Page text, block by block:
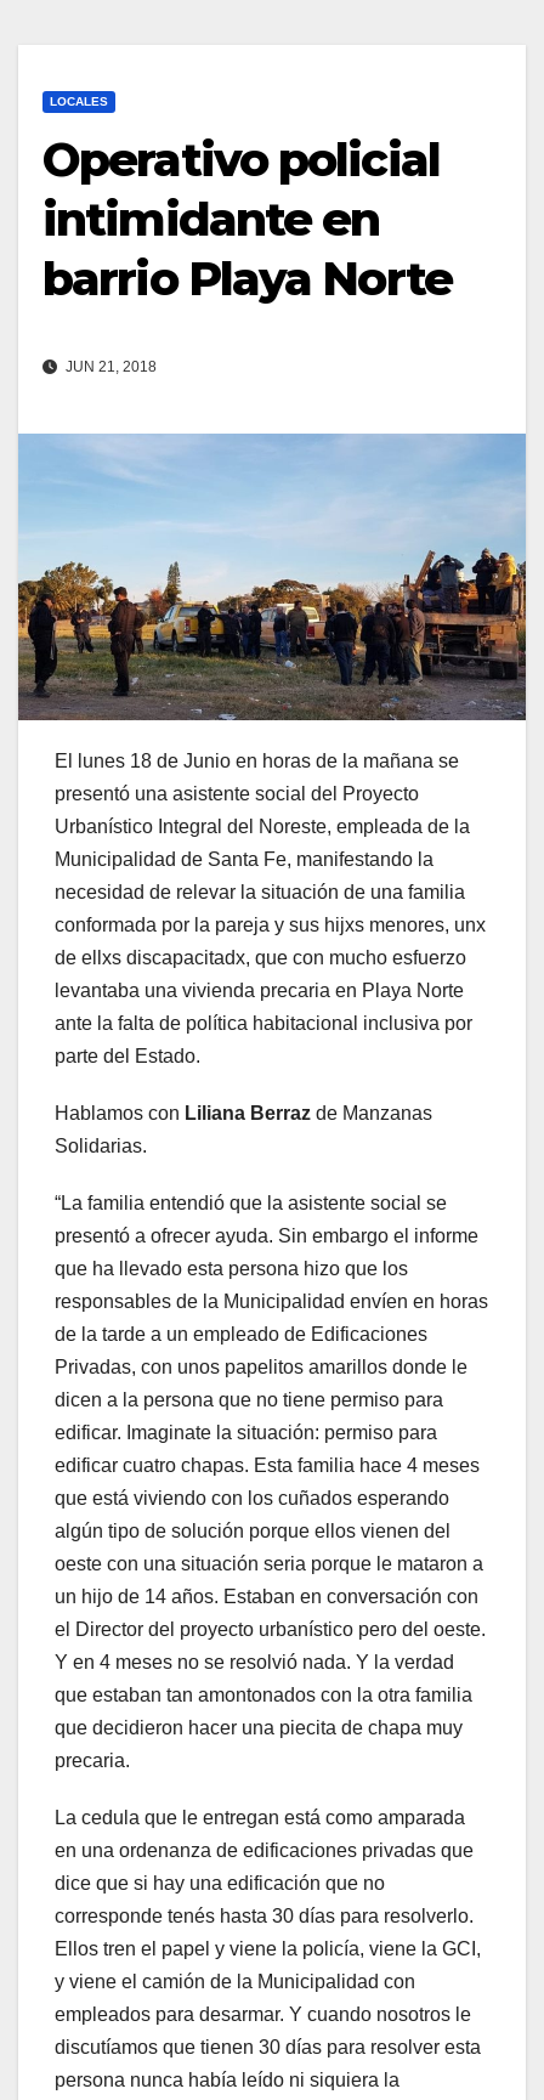
LOCALES
Operativo policial
intimidante en
barrio Playa Norte
JUN 21, 2018
El lunes 18 de Junio en horas de la mañana se
presentó una asistente social del Proyecto
Urbanístico Integral del Noreste, empleada de la
Municipalidad de Santa Fe, manifestando la
necesidad de relevar la situación de una familia
conformada por la pareja y sus hijxs menores, unx
de ellxs discapacitadx, que con mucho esfuerzo
levantaba una vivienda precaria en Playa Norte
ante la falta de política habitacional inclusiva por
parte del Estado.
Hablamos con Liliana Berraz de Manzanas
Solidarias.
“La familia entendió que la asistente social se
presentó a ofrecer ayuda. Sin embargo el informe
que ha llevado esta persona hizo que los
responsables de la Municipalidad envíen en horas
de la tarde a un empleado de Edificaciones
Privadas, con unos papelitos amarillos donde le
dicen a la persona que no tiene permiso para
edificar. Imaginate la situación: permiso para
edificar cuatro chapas. Esta familia hace 4 meses
que está viviendo con los cuñados esperando
algún tipo de solución porque ellos vienen del
oeste con una situación seria porque le mataron a
un hijo de 14 años. Estaban en conversación con
el Director del proyecto urbanístico pero del oeste.
Y en 4 meses no se resolvió nada. Y la verdad
que estaban tan amontonados con la otra familia
que decidieron hacer una piecita de chapa muy
precaria.
La cedula que le entregan está como amparada
en una ordenanza de edificaciones privadas que
dice que si hay una edificación que no
corresponde tenés hasta 30 días para resolverlo.
Ellos tren el papel y viene la policía, viene la GCI,
y viene el camión de la Municipalidad con
empleados para desarmar. Y cuando nosotros le
discutíamos que tienen 30 días para resolver esta
persona nunca había leído ni siquiera la